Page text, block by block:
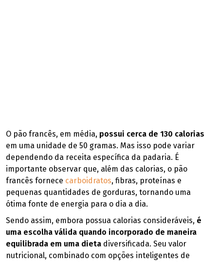
O pão francês, em média, possui cerca de 130 calorias
em uma unidade de 50 gramas. Mas isso pode variar
dependendo da receita específica da padaria. É
importante observar que, além das calorias, o pão
francês fornece carboidratos, fibras, proteínas e
pequenas quantidades de gorduras, tornando uma
ótima fonte de energia para o dia a dia.
Sendo assim, embora possua calorias consideráveis, é
uma escolha válida quando incorporado de maneira
equilibrada em uma dieta diversificada. Seu valor
nutricional, combinado com opções inteligentes de